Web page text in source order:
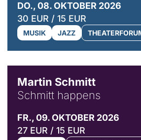
DO., 08. OKTOBER 2026
30 EUR / 15 EUR
MUSIK JAZZ
Martin Schmitt
Schmitt happens
FR., 09. OKTOBER 2026
27 EUR / 15 EUR